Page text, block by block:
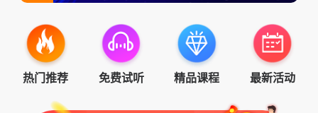
热门推荐 免费试听 精品课程 最新活动